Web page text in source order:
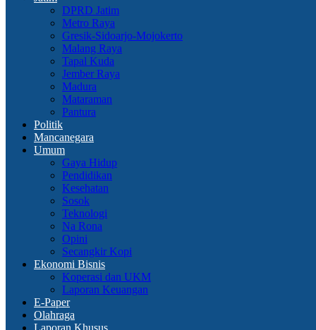
DPRD Jatim
Metro Raya
Gresik-Sidoarjo-Mojokerto
Malang Raya
Tapal Kuda
Jember Raya
Madura
Mataraman
Pantura
Politik
Mancanegara
Umum
Gaya Hidup
Pendidikan
Kesehatan
Sosok
Teknologi
Na Rona
Opini
Secangkir Kopi
Ekonomi Bisnis
Koperasi dan UKM
Laporan Keuangan
E-Paper
Olahraga
Laporan Khusus